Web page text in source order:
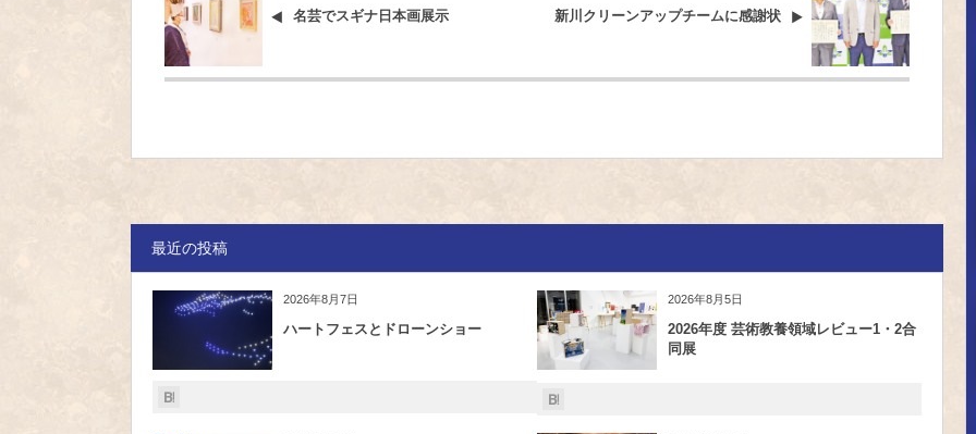
名芸でスギナ日本画展示 新川クリーンアップチームに感謝状
最近の投稿
2026年8月7日
ハートフェスとドローンショー
2026年8月5日
2026年度 芸術教養領域レビュー1・2合
同展